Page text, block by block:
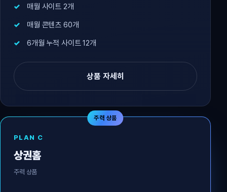
매월 사이트 2개
매월 콘텐츠 60개
6개월 누적 사이트 12개
상품 자세히
주력 상품
PLAN C
상권홈
주력 상품